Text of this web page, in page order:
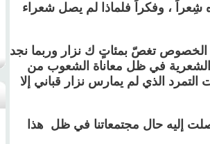
شِعراً ، وفكراً فلماذا لم يصل شعراء
الخصوص تغصّ بمئاتٍ ك نزار وربما نجد
في ظل معاناة الشعوب من
الذي لم يمارس نزار قباني إلا
إليه حال مجتمعاتنا في ظل هذا